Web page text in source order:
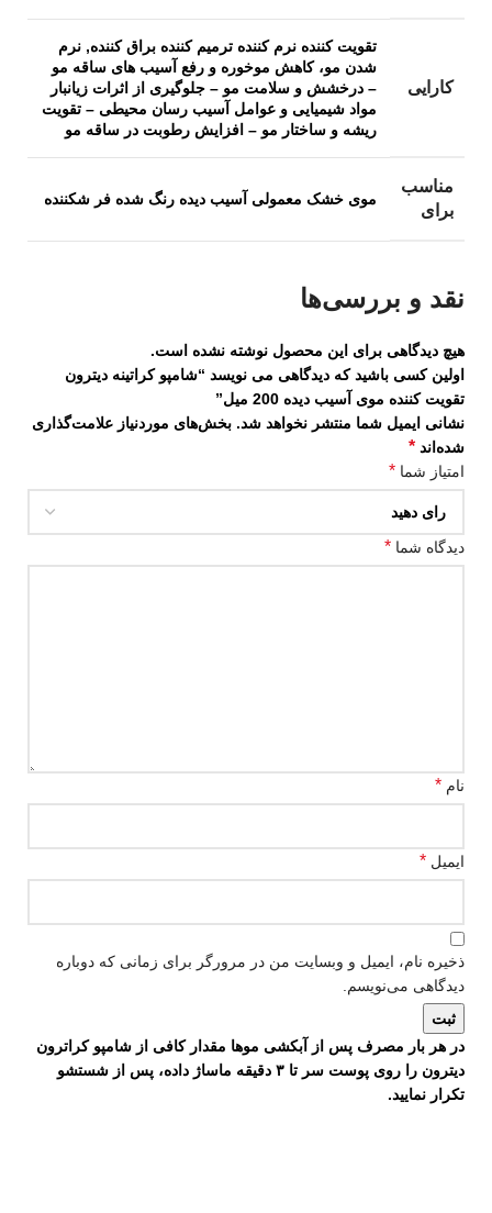
کارایی
تقویت کننده نرم کننده ترمیم کننده براق کننده, نرم
شدن مو، کاهش موخوره و رفع آسیب های ساقه مو
– درخشش و سلامت مو – جلوگیری از اثرات زیانبار
مواد شیمیایی و عوامل آسیب رسان محیطی – تقویت
ریشه و ساختار مو – افزایش رطوبت در ساقه مو
مناسب
برای
موی خشک معمولی آسیب دیده رنگ شده فر شکننده
نقد و بررسی‌ها
هیچ دیدگاهی برای این محصول نوشته نشده است.
اولین کسی باشید که دیدگاهی می نویسد “شامپو کراتینه دیترون
تقویت کننده موی آسیب دیده 200 میل”
نشانی ایمیل شما منتشر نخواهد شد. بخش‌های موردنیاز علامت‌گذاری
شده‌اند *
امتیاز شما *
دیدگاه شما *
نام *
ایمیل *
ذخیره نام، ایمیل و وبسایت من در مرورگر برای زمانی که دوباره
دیدگاهی می‌نویسم.
در هر بار مصرف پس از آبکشی موها مقدار کافی از شامپو کراترون
دیترون را روی پوست سر تا ۳ دقیقه ماساژ داده، پس از شستشو
تکرار نمایید.